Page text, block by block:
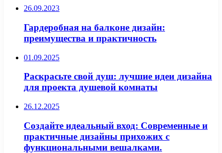
26.09.2023
Гардеробная на балконе дизайн:
преимущества и практичность
01.09.2025
Раскрасьте свой душ: лучшие идеи дизайна
для проекта душевой комнаты
26.12.2025
Создайте идеальный вход: Современные и
практичные дизайны прихожих с
функциональными вешалками.